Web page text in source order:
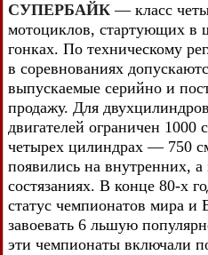
СУПЕРБАЙК — класс
мотоциклов, стартующих в
гонках. По техническому
в соревнованиях
выпускаемые серийно и
продажу. Для
двигателей ограничен 1000
четырех цилиндрах — 750
появились на внутренних,
состязаниях. В конце 80-х
статус чемпионатов мира и
завоевать 6 льшую
эти чемпионаты включали